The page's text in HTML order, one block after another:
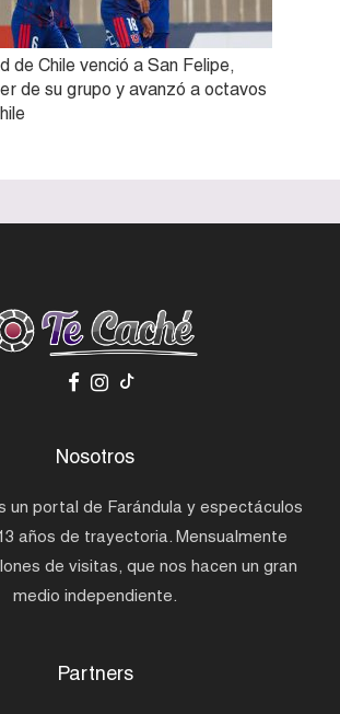
de Chile venció a San Felipe,
de su grupo y avanzó a octavos
Nosotros
un portal de Farándula y espectáculos
años de trayectoria. Mensualmente
de visitas, que nos hacen un gran
medio independiente.
Partners